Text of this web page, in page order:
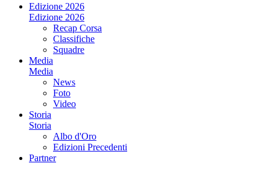
Edizione 2026
Edizione 2026
Recap Corsa
Classifiche
Squadre
Media
Media
News
Foto
Video
Storia
Storia
Albo d'Oro
Edizioni Precedenti
Partner